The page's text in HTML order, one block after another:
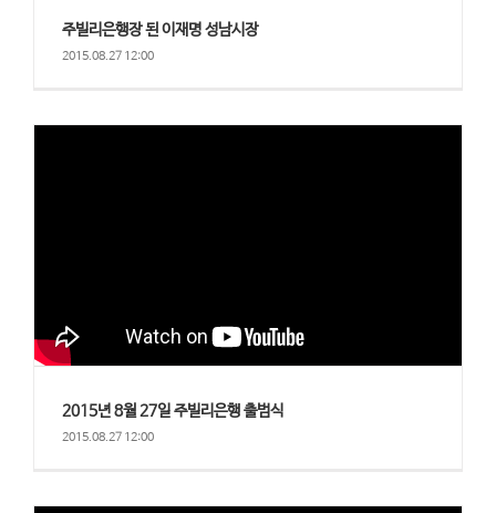
주빌리은행장 된 이재명 성남시장
2015.08.27 12:00
2015년 8월 27일 주빌리은행 출범식
2015.08.27 12:00